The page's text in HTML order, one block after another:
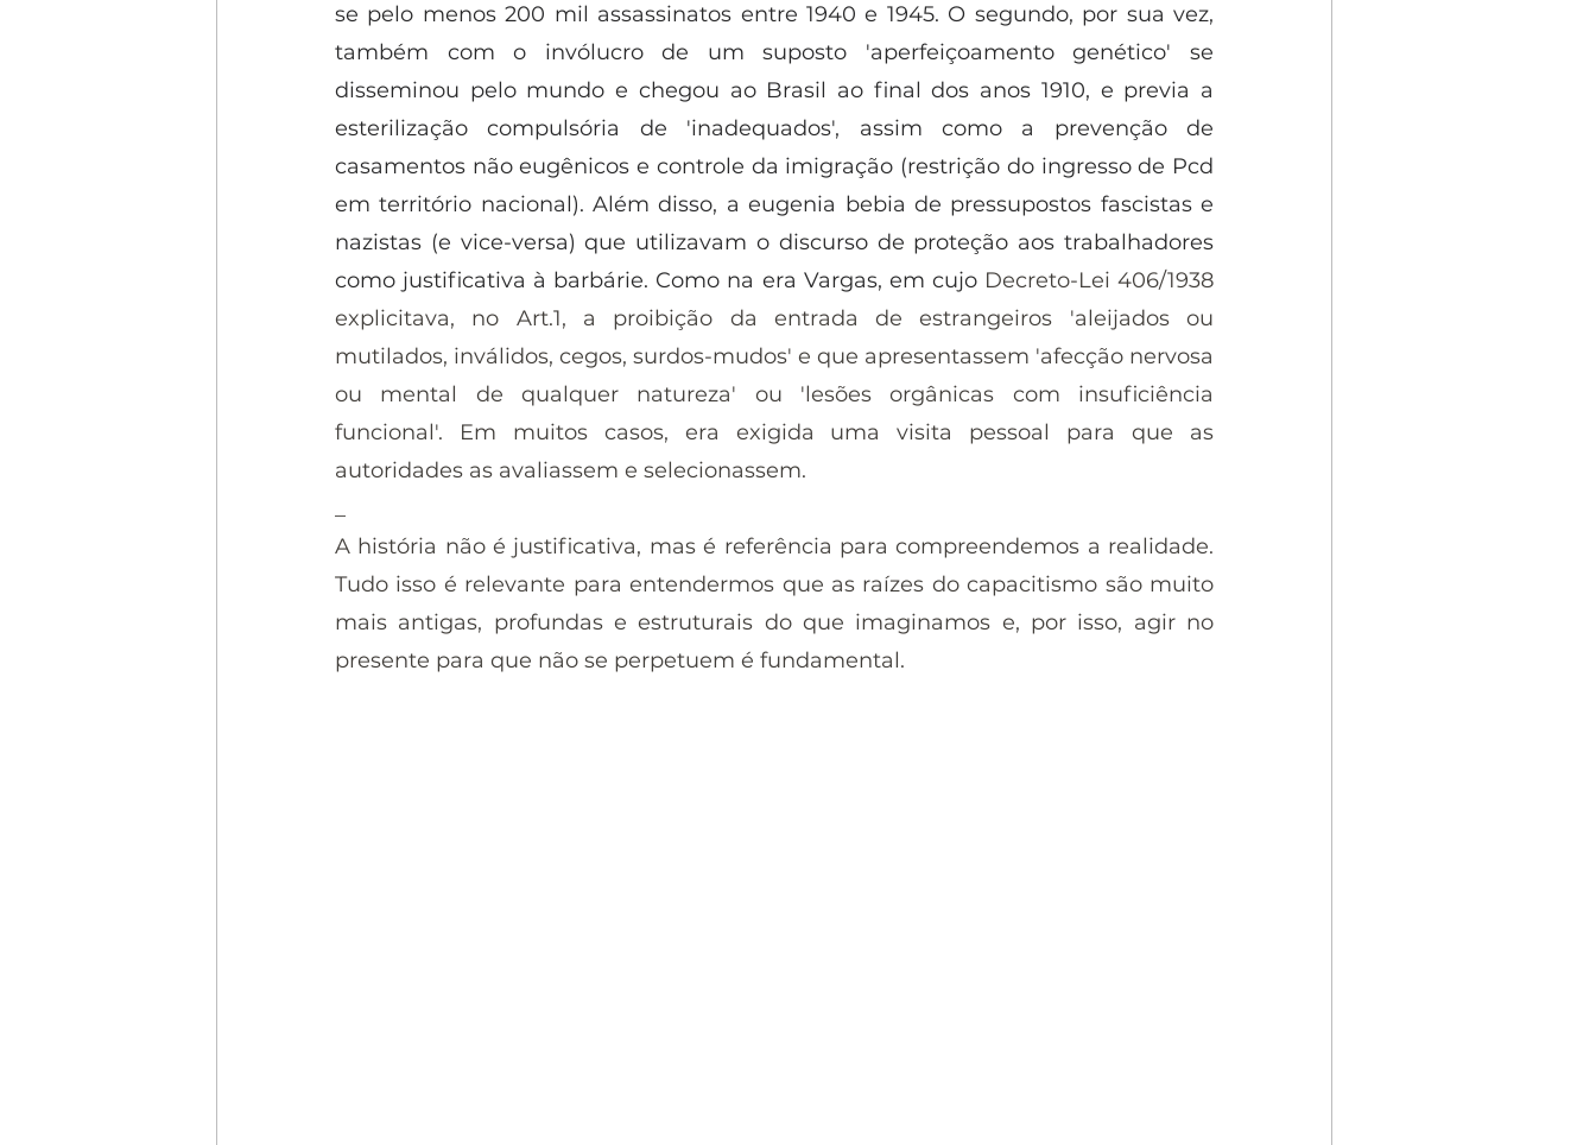
se pelo menos 200 mil assassinatos entre 1940 e 1945. O segundo, por sua vez,
também com o invólucro de um suposto 'aperfeiçoamento genético' se
disseminou pelo mundo e chegou ao Brasil ao final dos anos 1910, e previa a
esterilização compulsória de 'inadequados', assim como a prevenção de
casamentos não eugênicos e controle da imigração (restrição do ingresso de Pcd
em território nacional). Além disso, a eugenia bebia de pressupostos fascistas e
nazistas (e vice-versa) que utilizavam o discurso de proteção aos trabalhadores
como justificativa à barbárie. Como na era Vargas, em cujo Decreto-Lei 406/1938
explicitava, no Art.1, a proibição da entrada de estrangeiros 'aleijados ou
mutilados, inválidos, cegos, surdos-mudos' e que apresentassem 'afecção nervosa
ou mental de qualquer natureza' ou 'lesões orgânicas com insuficiência
funcional'. Em muitos casos, era exigida uma visita pessoal para que as
autoridades as avaliassem e selecionassem.
A história não é justificativa, mas é referência para compreendemos a realidade.
Tudo isso é relevante para entendermos que as raízes do capacitismo são muito
mais antigas, profundas e estruturais do que imaginamos e, por isso, agir no
presente para que não se perpetuem é fundamental.